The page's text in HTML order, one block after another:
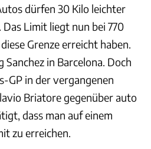
dürfen 30 Kilo leichter
Das Limit liegt nun bei 770
Grenze erreicht haben.
in Barcelona. Doch
GP in der vergangenen
Briatore gegenüber auto
dass man auf einem
zu erreichen.